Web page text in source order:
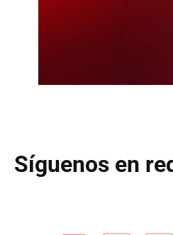
Síguenos en